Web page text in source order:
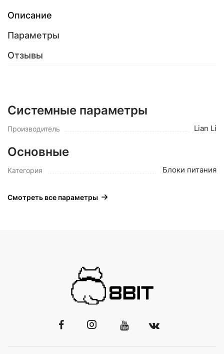
Описание
Параметры
Отзывы
Системные параметры
Производитель Lian Li
Основные
Категория Блоки питания
Смотреть все параметры